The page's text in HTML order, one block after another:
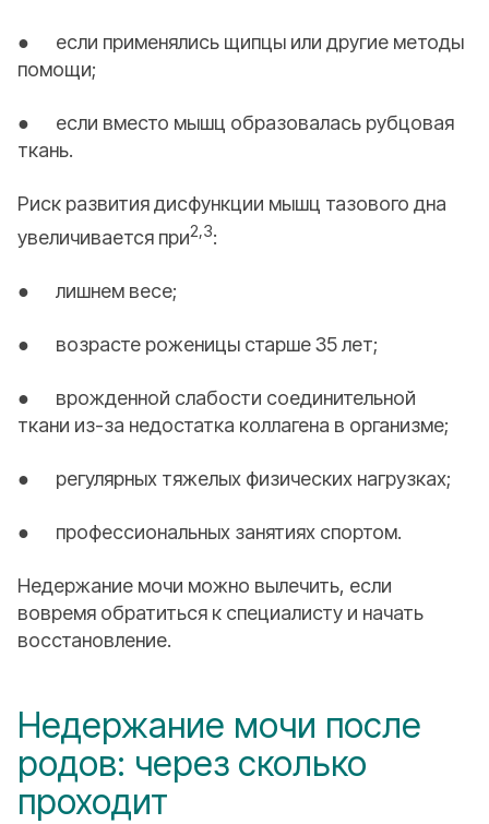
● если применялись щипцы или другие методы
помощи;
● если вместо мышц образовалась рубцовая
ткань.
Риск развития дисфункции мышц тазового дна
увеличивается при2,3:
● лишнем весе;
● возрасте роженицы старше 35 лет;
● врожденной слабости соединительной
ткани из-за недостатка коллагена в организме;
● регулярных тяжелых физических нагрузках;
● профессиональных занятиях спортом.
Недержание мочи можно вылечить, если
вовремя обратиться к специалисту и начать
восстановление.
Недержание мочи после
родов: через сколько
проходит